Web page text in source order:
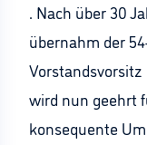
. Nach über 30
übernahm der
Vorstandsvorsitz
wird nun geehrt
konsequente